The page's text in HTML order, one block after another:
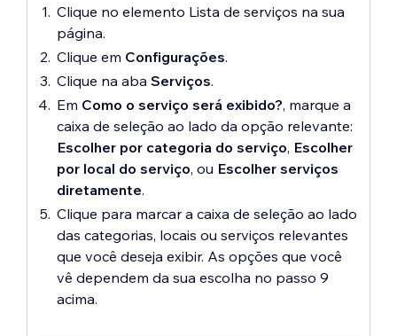
Clique no elemento Lista de serviços na sua
página.
Clique em Configurações.
Clique na aba Serviços.
Em Como o serviço será exibido?, marque a
caixa de seleção ao lado da opção relevante:
Escolher por categoria do serviço, Escolher
por local do serviço, ou Escolher serviços
diretamente.
Clique para marcar a caixa de seleção ao lado
das categorias, locais ou serviços relevantes
que você deseja exibir. As opções que você
vê dependem da sua escolha no passo 9
acima.